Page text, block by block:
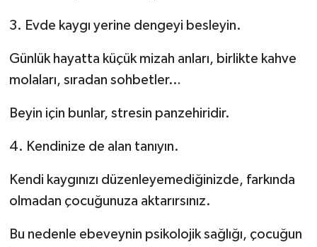
3. Evde kaygı yerine dengeyi besleyin.
Günlük hayatta küçük mizah anları, birlikte kahve
molaları, sıradan sohbetler…
Beyin için bunlar, stresin panzehiridir.
4. Kendinize de alan tanıyın.
Kendi kaygınızı düzenleyemediğinizde, farkında
olmadan çocuğunuza aktarırsınız.
Bu nedenle ebeveynin psikolojik sağlığı, çocuğun